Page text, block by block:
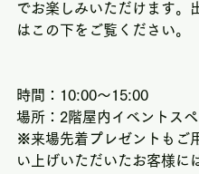
でお楽しみいただけます。
はこの下をご覧ください。
時間：10:00～15:00
場所：2階屋内イベントス
※来場先着プレゼントもご
い上げいただいたお客様に